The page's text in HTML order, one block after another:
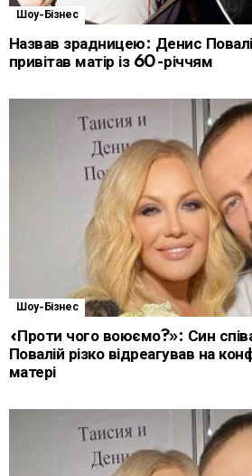
Шоу-Бізнес
Назвав зрадницею: Денис
привітав матір із 60-річчям
Шоу-Бізнес
«Проти чого воюємо?»: Син
Повалій різко відреагував на
матері